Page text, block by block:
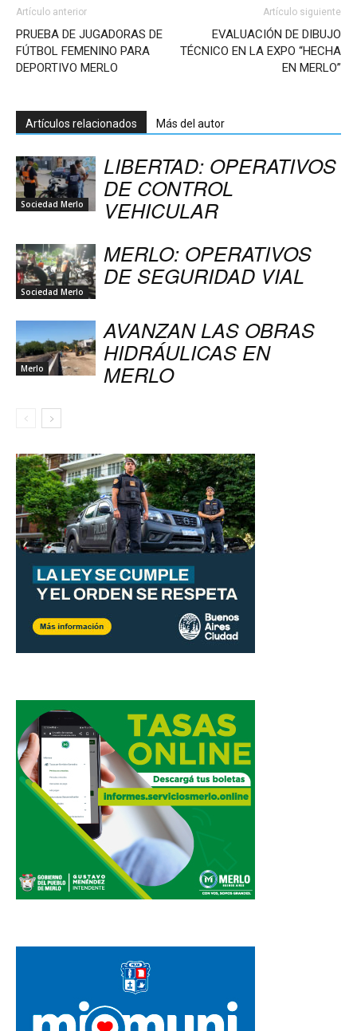
Artículo anterior
PRUEBA DE JUGADORAS DE
FÚTBOL FEMENINO PARA
DEPORTIVO MERLO
Artículo siguiente
EVALUACIÓN DE DIBUJO
TÉCNICO EN LA EXPO “HECHA
EN MERLO”
Artículos relacionados Más del autor
Sociedad Merlo
LIBERTAD: OPERATIVOS
DE CONTROL
VEHICULAR
Sociedad Merlo
MERLO: OPERATIVOS
DE SEGURIDAD VIAL
Merlo
AVANZAN LAS OBRAS
HIDRÁULICAS EN
MERLO